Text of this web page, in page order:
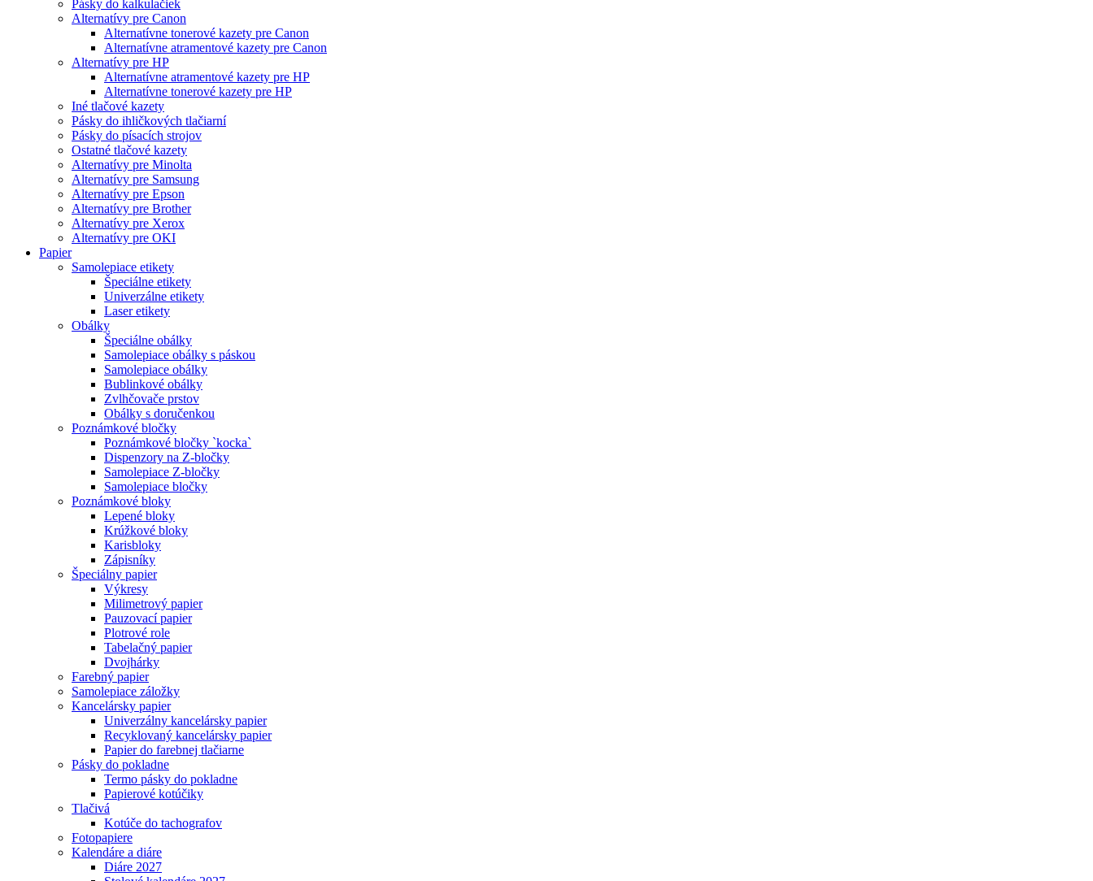
Pásky do kalkulačiek
Alternatívy pre Canon
Alternatívne tonerové kazety pre Canon
Alternatívne atramentové kazety pre Canon
Alternatívy pre HP
Alternatívne atramentové kazety pre HP
Alternatívne tonerové kazety pre HP
Iné tlačové kazety
Pásky do ihličkových tlačiarní
Pásky do písacích strojov
Ostatné tlačové kazety
Alternatívy pre Minolta
Alternatívy pre Samsung
Alternatívy pre Epson
Alternatívy pre Brother
Alternatívy pre Xerox
Alternatívy pre OKI
Papier
Samolepiace etikety
Špeciálne etikety
Univerzálne etikety
Laser etikety
Obálky
Špeciálne obálky
Samolepiace obálky s páskou
Samolepiace obálky
Bublinkové obálky
Zvlhčovače prstov
Obálky s doručenkou
Poznámkové bločky
Poznámkové bločky `kocka`
Dispenzory na Z-bločky
Samolepiace Z-bločky
Samolepiace bločky
Poznámkové bloky
Lepené bloky
Krúžkové bloky
Karisbloky
Zápisníky
Špeciálny papier
Výkresy
Milimetrový papier
Pauzovací papier
Plotrové role
Tabelačný papier
Dvojhárky
Farebný papier
Samolepiace záložky
Kancelársky papier
Univerzálny kancelársky papier
Recyklovaný kancelársky papier
Papier do farebnej tlačiarne
Pásky do pokladne
Termo pásky do pokladne
Papierové kotúčiky
Tlačivá
Kotúče do tachografov
Fotopapiere
Kalendáre a diáre
Diáre 2027